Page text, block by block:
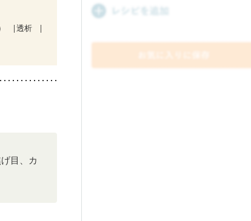
透析
目、カ